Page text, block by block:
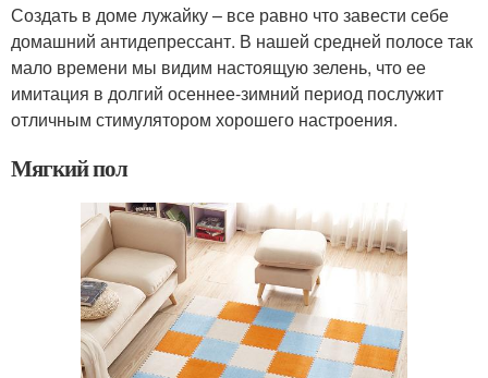
Создать в доме лужайку – все равно что завести себе
домашний антидепрессант. В нашей средней полосе так
мало времени мы видим настоящую зелень, что ее
имитация в долгий осеннее-зимний период послужит
отличным стимулятором хорошего настроения.
Мягкий пол